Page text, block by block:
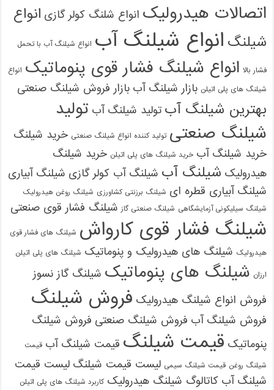
اتصالات هیدرولیکانواع شلنگ کولر گازیانواع
شیلنگانواع شیلنگ آب انواع شیلنگ آب با تحمل
فشار بالا انواع شیلنگ فشار قوی پنوماتیک انواع
شیلنگ های پلی اتیلن بازار شیلنگ آببازار فروش شیلنگ صنعتی
بهترین شیلنگ آبتولید شیلنگ آبتولید
شیلنگ صنعتی تولید کننده انواع شیلنگ صنعتی خرید شیلنگ
خرید شیلنگ آب خرید شیلنگ های پلی اتیلن خرید شیلنگ
هیدرولیکشیلنگ آبشیلنگ آب کولر گازیشیلنگ آبیاری
شیلنگ آبیاری قطره ای شیلنگ برزنتی کشاورزی شیلنگ روغن هیدرولیک
شیلنگ سیلیکونی آزمایشگاهی شیلنگ صنعتی گاز شیلنگ فشار قوی صنعتی
شیلنگ فشار قوی کارواش شیلنگ های فشار قوی
هیدرولیک شیلنگ های هیدرولیک و پنوماتیک شیلنگ های پلی اتیلن
ارزان شیلنگ های پنوماتیکشیلنگ گاز نسوز
فروش انواع شیلنگ هیدرولیکفروش شیلنگ
فروش شیلنگ آبفروش شیلنگ صنعتیفروش شیلنگ
پنوماتیکقیمت شیلنگقیمت شیلنگ آب قیمت
شیلنگ روغن قیمت شیلنگ سیمی لیست قیمت شیلنگلیست قیمت
شیلنگ آبکاتالوگ شیلنگ هیدرولیک کاربرد شیلنگ های پلی اتیلن
09121161360